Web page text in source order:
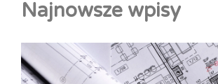
Najnowsze wpisy